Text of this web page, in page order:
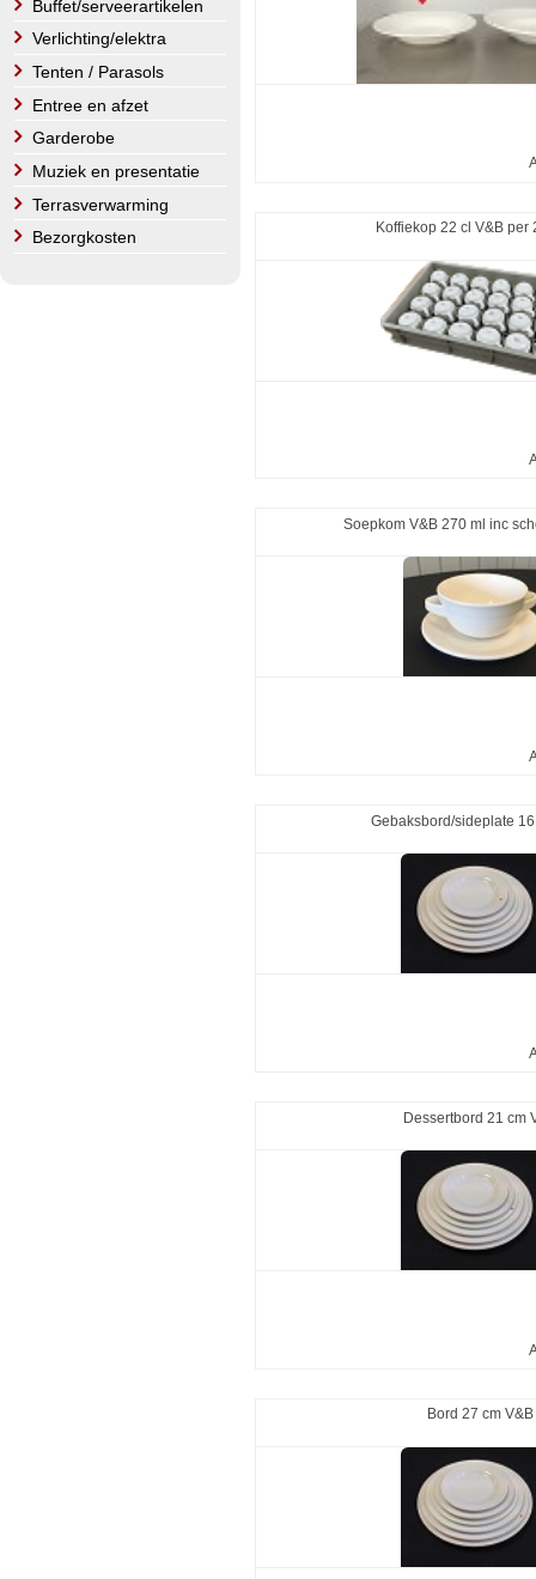
Buffet/serveerartikelen
Verlichting/elektra
Tenten / Parasols
Entree en afzet
Garderobe
Muziek en presentatie
Terrasverwarming
Bezorgkosten
Koffiekop 22 cl V&B per
Soepkom V&B 270 ml inc
Gebaksbord/sideplate
Dessertbord 21 cm
Bord 27 cm V&B